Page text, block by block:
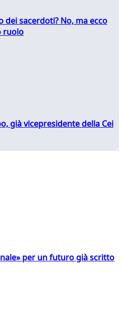
sacerdoti? No, ma ecco
ruolo
già vicepresidente della Cei
per un futuro già scritto